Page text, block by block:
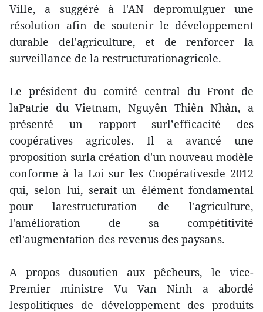
Ville, a suggéré à l'AN depromulguer une
résolution afin de soutenir le développement
durable del'agriculture, et de renforcer la
surveillance de la restructurationagricole.
Le président du comité central du Front de
laPatrie du Vietnam, Nguyên Thiên Nhân, a
présenté un rapport surl’efficacité des
coopératives agricoles. Il a avancé une
proposition surla création d'un nouveau modèle
conforme à la Loi sur les Coopérativesde 2012
qui, selon lui, serait un élément fondamental
pour larestructuration de l'agriculture,
l'amélioration de sa compétitivité
etl'augmentation des revenus des paysans.
A propos dusoutien aux pêcheurs, le vice-
Premier ministre Vu Van Ninh a abordé
lespolitiques de développement des produits